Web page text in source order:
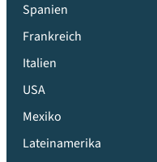
Spanien
Frankreich
Italien
USA
Mexiko
Lateinamerika